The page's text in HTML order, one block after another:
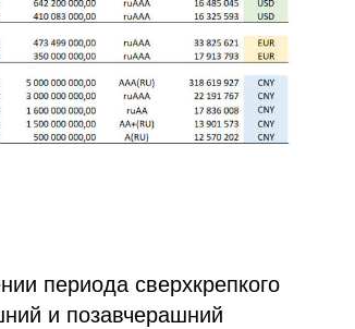
периода сверхкрепкого
и позавчерашний